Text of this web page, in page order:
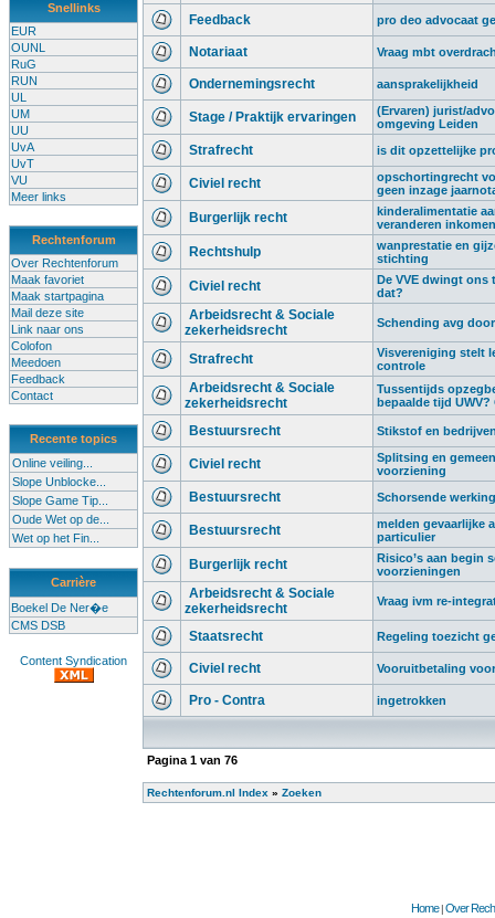
Snellinks
EUR
OUNL
RuG
RUN
UL
UM
UU
UvA
UvT
VU
Meer links
Rechtenforum
Over Rechtenforum
Maak favoriet
Maak startpagina
Mail deze site
Link naar ons
Colofon
Meedoen
Feedback
Contact
Recente topics
Online veiling...
Slope Unblocke...
Slope Game Tip...
Oude Wet op de...
Wet op het Fin...
Carrière
Boekel De Ner�e
CMS DSB
Content Syndication
Feedback pro deo advocaat
Notariaat Vraag mbt
Ondernemingsrecht aansprakelijkheid
Stage / Praktijk ervaringen
(Ervaren) jurist/
omgeving Leiden
Strafrecht is dit opzettelijke
Civiel recht
opschortingrecht
geen inzage
Burgerlijk recht
kinderalimentatie
veranderen inkomen
Rechtshulp
wanprestatie en
stichting
Civiel recht
De VVE dwingt ons
dat?
Arbeidsrecht & Sociale
zekerheidsrecht
Schending avg
Strafrecht
Visvereniging stelt
controle
Arbeidsrecht & Sociale
zekerheidsrecht
Tussentijds
bepaalde tijd UWV?
Bestuursrecht Stikstof en
Civiel recht
Splitsing en
voorziening
Bestuursrecht Schorsende
Bestuursrecht
melden gevaarlijke
particulier
Burgerlijk recht
Risico’s aan begin
voorzieningen
Arbeidsrecht & Sociale
zekerheidsrecht
Vraag ivm re-
Staatsrecht Regeling toezicht
Civiel recht Vooruitbetaling
Pro - Contra ingetrokken
Pagina 1 van 76
Rechtenforum.nl Index » Zoeken
Home|Over